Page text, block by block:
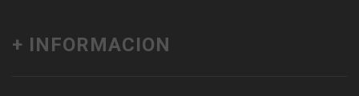
+ INFORMACION